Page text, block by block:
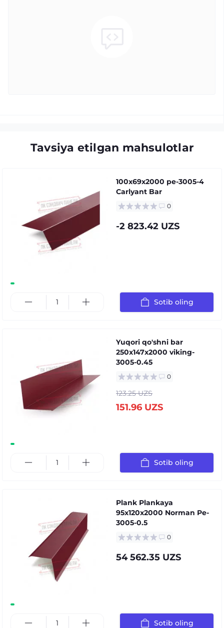
Tavsiya etilgan mahsulotlar
100x69x2000 pe-3005-4
Carlyant Bar
0
-2 823.42 UZS
Sotib oling
Yuqori qo'shni bar
250x147x2000 viking-
3005-0.45
0
123.25 UZS
151.96 UZS
Sotib oling
Plank Plankaya
95x120x2000 Norman Pe-
3005-0.5
0
54 562.35 UZS
Sotib oling